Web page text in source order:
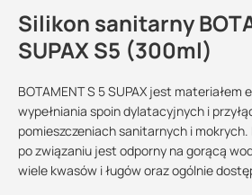
Silikon sanitarny
SUPAX S5 (300ml)
BOTAMENT S 5 SUPAX jest materiałem
wypełniania spoin dylatacyjnych i
pomieszczeniach sanitarnych i mokrych.
po związaniu jest odporny na gorącą
wiele kwasów i ługów oraz ogólnie